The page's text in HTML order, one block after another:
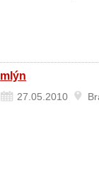
mlýn
27.05.2010